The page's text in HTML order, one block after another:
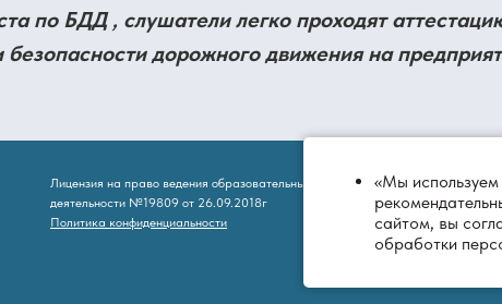
«Мы
сайтом, вы
обработки
по БДД , слушатели легко проходят
дорожного движения на
Лицензия на право ведения образовательный
деятельности №19809 от 26.09.2018г
Политика конфиденциальности
Екатеринбург, ул.
+7 343 383 26 73,
Е-майл: